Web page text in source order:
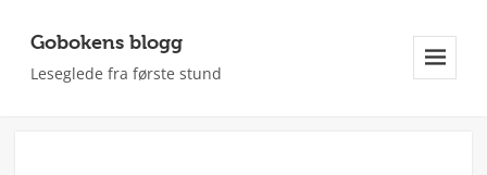
Gobokens blogg
Leseglede fra første stund